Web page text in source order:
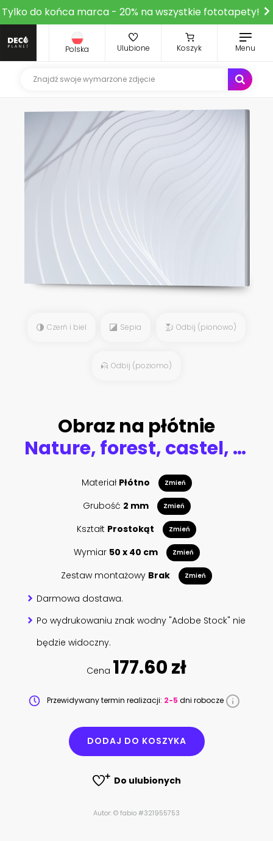
Tylko do końca marca - 20% na wszystkie fototapety!
Polska Ulubione Koszyk Menu
Czerń i biel Sepia Odbij (pionowo)
Odbij (poziomo)
Obraz na płótnie
Nature, forest, castel, day ,religion, historic
Materiał Płótno Zmień
Grubość 2 mm Zmień
Kształt Prostokąt Zmień
Wymiar 50 x 40 cm Zmień
Zestaw montażowy Brak Zmień
Darmowa dostawa.
Po wydrukowaniu znak wodny "Adobe Stock" nie
będzie widoczny.
Cena 177.60 zł
Przewidywany termin realizacji: 2-5 dni robocze
DODAJ DO KOSZYKA
Do ulubionych
Autor: © fabio #321955753